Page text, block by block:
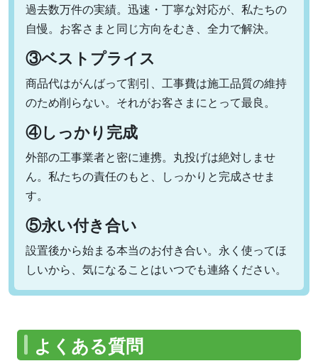
過去数万件の実績。迅速・丁寧な対応が、私たちの
自慢。お客さまと同じ方向をむき、全力で解決。
③ベストプライス
商品代はがんばって割引、工事費は施工品質の維持
のため削らない。それがお客さまにとって最良。
④しっかり完成
外部の工事業者と密に連携。丸投げは絶対しませ
ん。私たちの責任のもと、しっかりと完成させま
す。
⑤永い付き合い
設置後から始まる本当のお付き合い。永く使ってほ
しいから、気になることはいつでも連絡ください。
よくある質問